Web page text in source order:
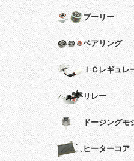
プーリー
ベアリング
ＩＣレギュレ
リレー
ドージングモ
ヒーターコア